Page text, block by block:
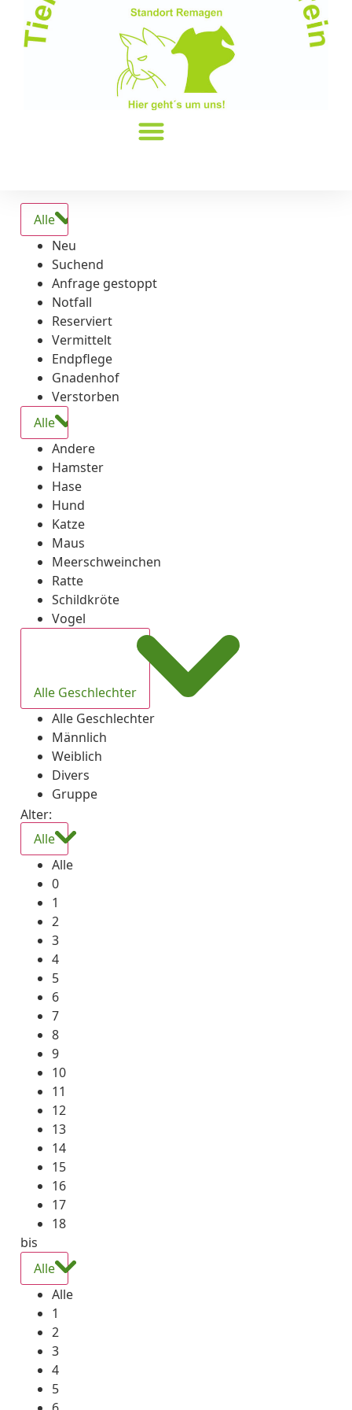
Alle
Neu
Suchend
Anfrage gestoppt
Notfall
Reserviert
Vermittelt
Endpflege
Gnadenhof
Verstorben
Alle
Andere
Hamster
Hase
Hund
Katze
Maus
Meerschweinchen
Ratte
Schildkröte
Vogel
Alle Geschlechter
Alle Geschlechter
Männlich
Weiblich
Divers
Gruppe
Alter:
Alle
Alle
0
1
2
3
4
5
6
7
8
9
10
11
12
13
14
15
16
17
18
bis
Alle
Alle
1
2
3
4
5